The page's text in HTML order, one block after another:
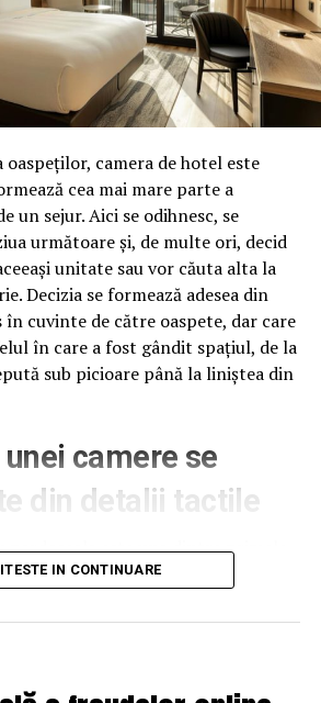
camera de hotel este
cea mai mare parte a
un sejur. Aici se odihnesc, se
următoare și, de multe ori, decid
unitate sau vor căuta alta la
Decizia se formează adesea din
în cuvinte de către oaspete, dar care
în care a fost gândit spațiul, de la
sub picioare până la liniștea din
camere se
din detalii tactile
pardoseala este una dintre primele
le are un oaspete atunci când
Textura și moliciunea potrivite,
cameră, chiar dacă restul
IN CONTINUARE